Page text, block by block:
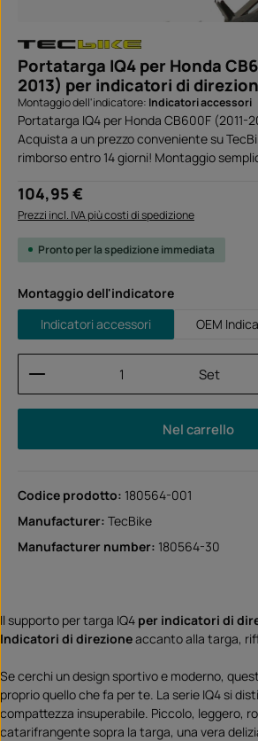
Portatarga IQ4 per Honda
2013) per indicatori di
Montaggio dell'indicatore: Indicatori accessori
Portatarga IQ4 per Honda CB600F (2011-
Acquista a un prezzo conveniente su
rimborso entro 14 giorni! Montaggio
Prezzo normale:
104,95 €
Prezzi incl. IVA più costi di spedizione
Pronto per la spedizione immediata
Seleziona
Montaggio dell'indicatore
Indicatori accessori
OEM
Quantità del prodotto: Set
Nel carrello
Codice prodotto: 180564-001
Manufacturer: TecBike
Manufacturer number: 180564-30
Il supporto per targa IQ4 per indicatori di
Indicatori di direzioneaccanto alla targa,
Se cerchi un design sportivo e moderno,
proprio quello che fa per te. La serie IQ4 si
compattezza insuperabile. Piccolo, leggero,
catarifrangente sopra la targa, una vera